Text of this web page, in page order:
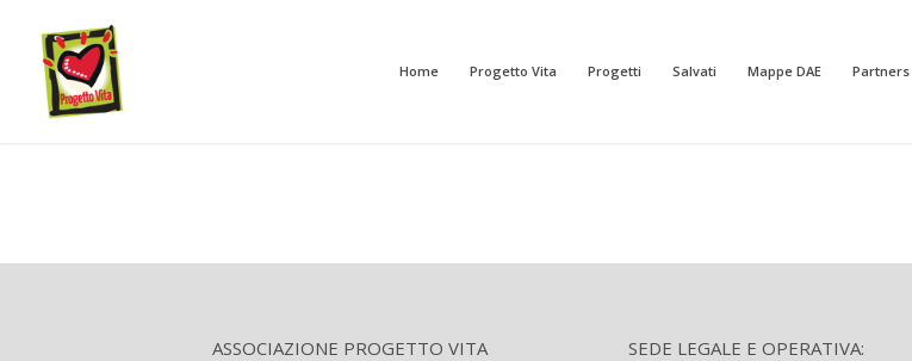
Home Progetto Vita Progetti Salvati Mappe DAE Partners
ASSOCIAZIONE PROGETTO VITA
SEDE LEGALE E OPERATIVA: